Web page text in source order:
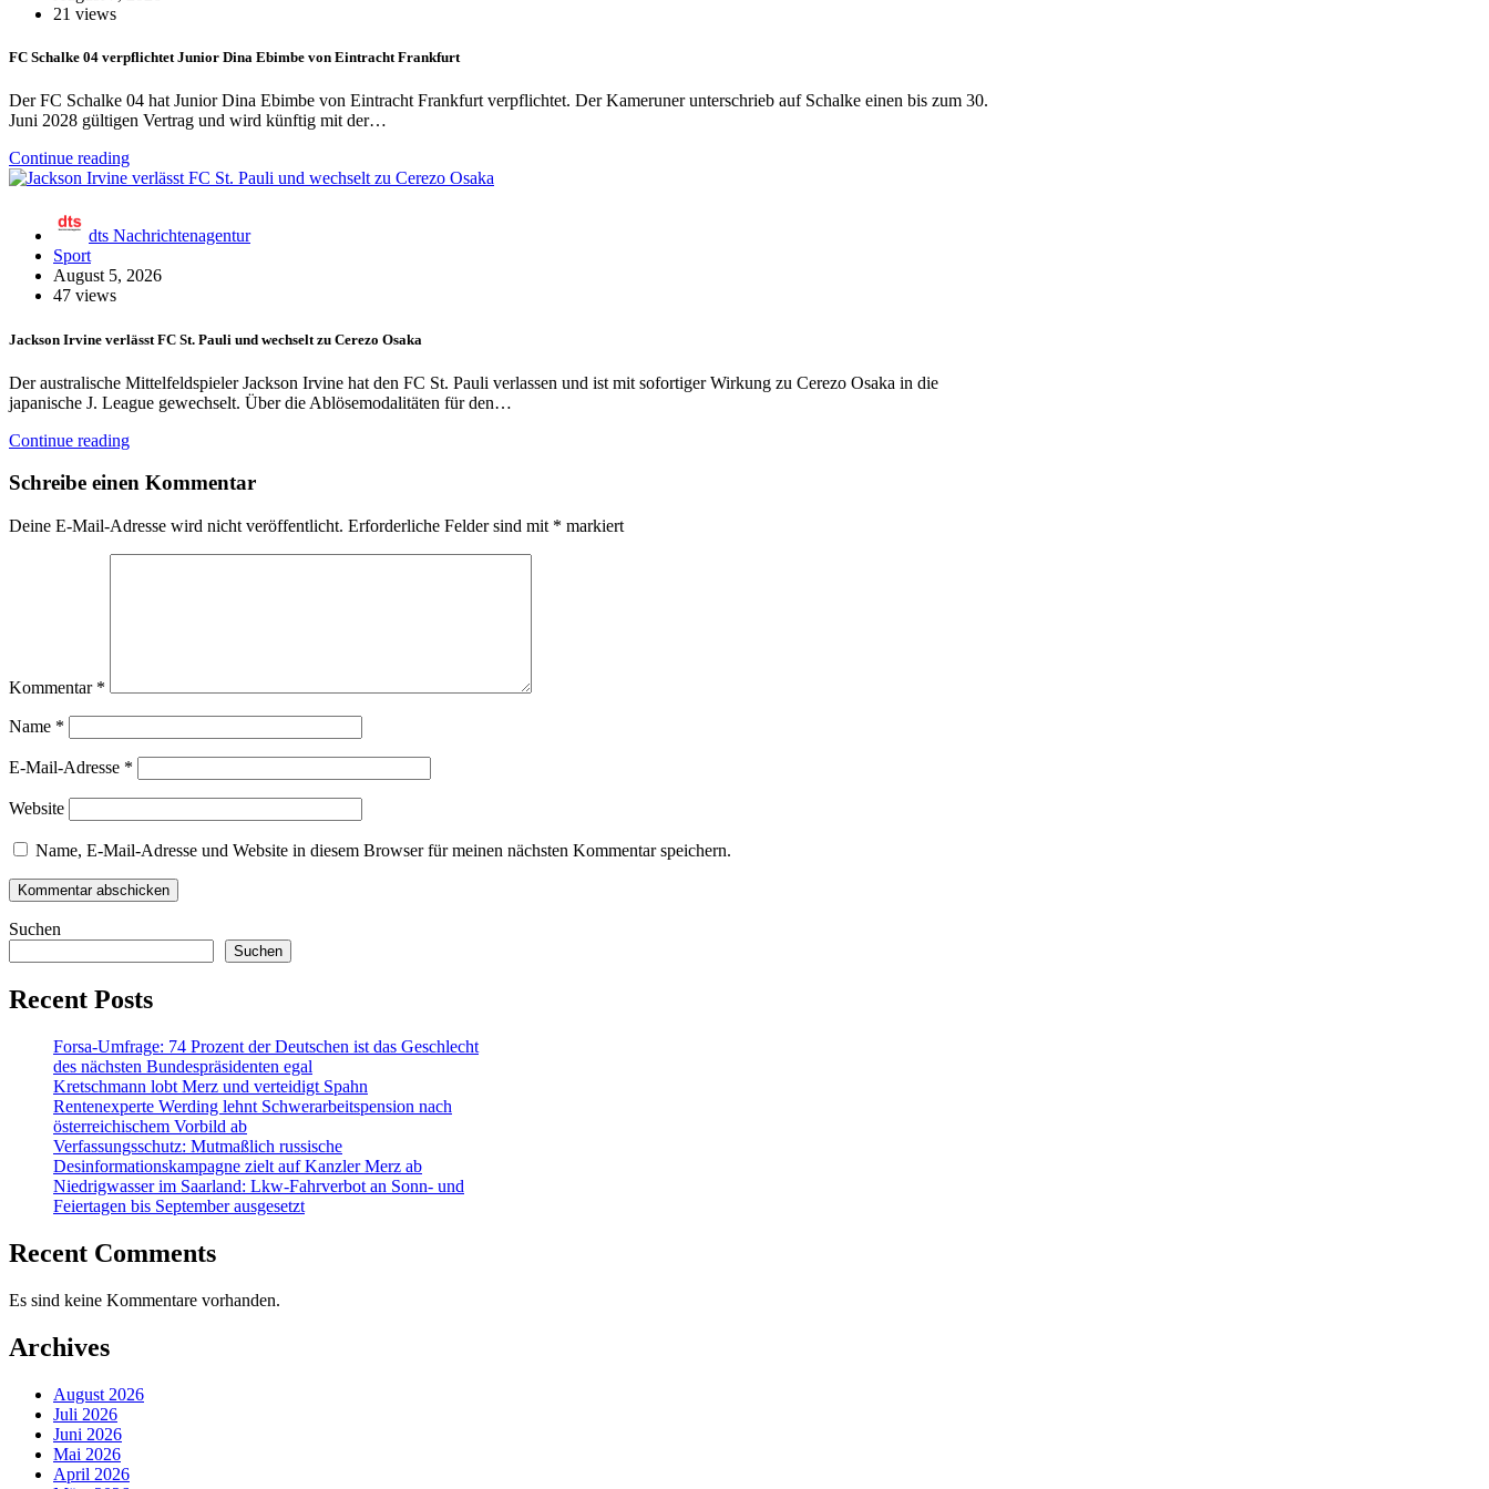
21 views
FC Schalke 04 verpflichtet Junior Dina Ebimbe von Eintracht Frankfurt
Der FC Schalke 04 hat Junior Dina Ebimbe von Eintracht Frankfurt verpflichtet. Der Kameruner unterschrieb auf Schalke einen bis zum 30.
Juni 2028 gültigen Vertrag und wird künftig mit der…
Continue reading
dts Nachrichtenagentur
Sport
August 5, 2026
47 views
Jackson Irvine verlässt FC St. Pauli und wechselt zu Cerezo Osaka
Der australische Mittelfeldspieler Jackson Irvine hat den FC St. Pauli verlassen und ist mit sofortiger Wirkung zu Cerezo Osaka in die
japanische J. League gewechselt. Über die Ablösemodalitäten für den…
Continue reading
Schreibe einen Kommentar
Deine E-Mail-Adresse wird nicht veröffentlicht. Erforderliche Felder sind mit * markiert
Kommentar *
Name *
E-Mail-Adresse *
Website
Name, E-Mail-Adresse und Website in diesem Browser für meinen nächsten Kommentar speichern.
Suchen
Suchen
Recent Posts
Forsa-Umfrage: 74 Prozent der Deutschen ist das Geschlecht
des nächsten Bundespräsidenten egal
Kretschmann lobt Merz und verteidigt Spahn
Rentenexperte Werding lehnt Schwerarbeitspension nach
österreichischem Vorbild ab
Verfassungsschutz: Mutmaßlich russische
Desinformationskampagne zielt auf Kanzler Merz ab
Niedrigwasser im Saarland: Lkw-Fahrverbot an Sonn- und
Feiertagen bis September ausgesetzt
Recent Comments
Es sind keine Kommentare vorhanden.
Archives
August 2026
Juli 2026
Juni 2026
Mai 2026
April 2026